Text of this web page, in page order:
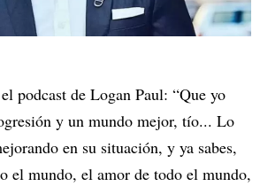
podcast de Logan Paul: “Que yo
y un mundo mejor, tío... Lo
en su situación, y ya sabes,
el mundo, el amor de todo el mundo,